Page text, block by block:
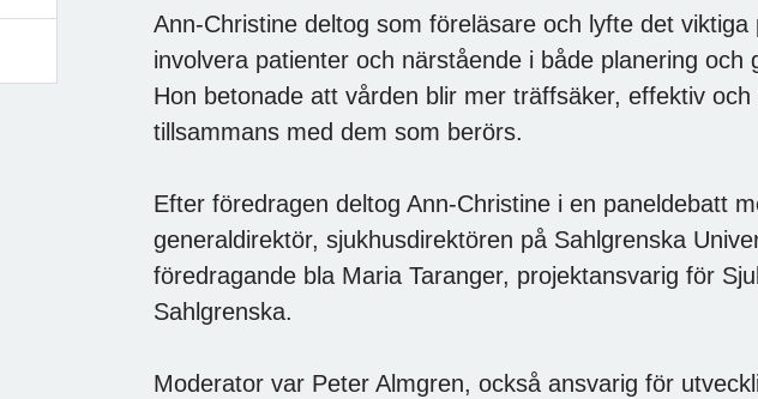
Ann-Christine deltog som föreläsare och lyfte det
involvera patienter och närstående i både planering och
Hon betonade att vården blir mer träffsäker, effektiv
tillsammans med dem som berörs.
Efter föredragen deltog Ann-Christine i en paneldebatt
generaldirektör, sjukhusdirektören på Sahlgrenska
föredragande bla Maria Taranger, projektansvarig för
Sahlgrenska.
Moderator var Peter Almgren, också ansvarig för